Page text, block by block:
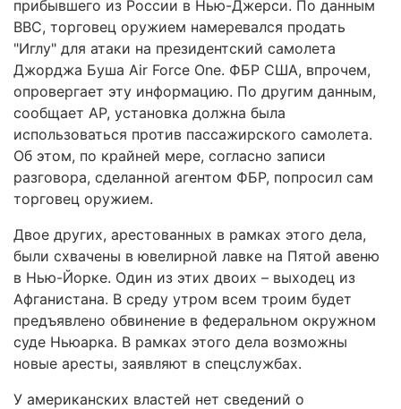
прибывшего из России в Нью-Джерси. По данным
ВВС, торговец оружием намеревался продать
"Иглу" для атаки на президентский самолета
Джорджа Буша Air Force One. ФБР США, впрочем,
опровергает эту информацию. По другим данным,
сообщает AP, установка должна была
использоваться против пассажирского самолета.
Об этом, по крайней мере, согласно записи
разговора, сделанной агентом ФБР, попросил сам
торговец оружием.
Двое других, арестованных в рамках этого дела,
были схвачены в ювелирной лавке на Пятой авеню
в Нью-Йорке. Один из этих двоих – выходец из
Афганистана. В среду утром всем троим будет
предъявлено обвинение в федеральном окружном
суде Ньюарка. В рамках этого дела возможны
новые аресты, заявляют в спецслужбах.
У американских властей нет сведений о